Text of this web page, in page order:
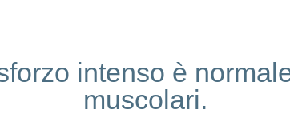
intenso è
muscolari.